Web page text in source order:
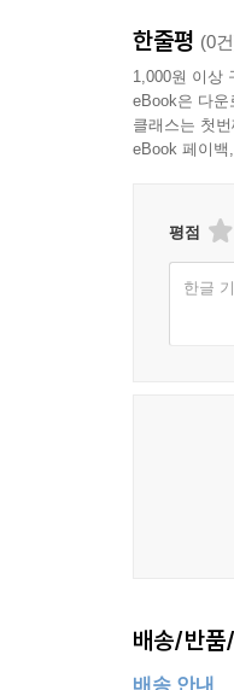
한줄평 (0
1,000원 이상
eBook은 다
클래스는 첫
eBook 페이
평점
한글
배송/반품
배송 안내